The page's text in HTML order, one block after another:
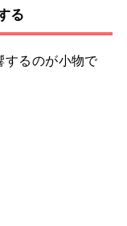
る
するのが小物で